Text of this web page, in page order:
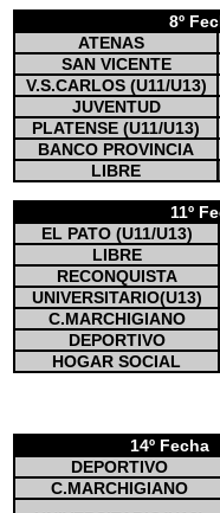
8º
ATENAS
SAN VICENTE
V.S.CARLOS (U11/U13)
JUVENTUD
PLATENSE (U11/U13)
BANCO PROVINCIA
LIBRE
11º
EL PATO (U11/U13)
LIBRE
RECONQUISTA
UNIVERSITARIO(U13)
C.MARCHIGIANO
DEPORTIVO
HOGAR SOCIAL
14º
DEPORTIVO
C.MARCHIGIANO